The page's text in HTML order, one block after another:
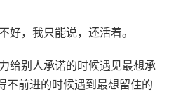
好，我只能说，还活着。
给别人承诺的时候遇见最想承
不前进的时候遇到最想留住的